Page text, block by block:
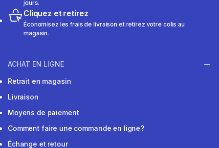
jours.
Cliquez et retirez
Économisez les frais de livraison et retirez votre colis au
magasin.
ACHAT EN LIGNE
Retrait en magasin
Livraison
Moyens de paiement
Comment faire une commande en ligne?
Échange et retour